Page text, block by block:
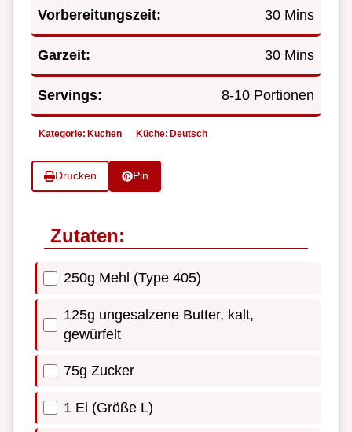
Vorbereitungszeit: 30 Mins
Garzeit: 30 Mins
Servings: 8-10 Portionen
Kategorie: Kuchen Küche: Deutsch
Drucken Pin
Zutaten:
250g Mehl (Type 405)
125g ungesalzene Butter, kalt,
gewürfelt
75g Zucker
1 Ei (Größe L)